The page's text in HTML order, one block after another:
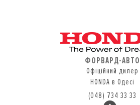
ФОРВАРД-АВТО
Офіційний дилер
HONDA в Одесі
(048) 734 33 33